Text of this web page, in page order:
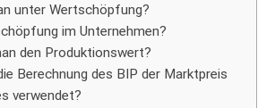
unter Wertschöpfung?
im Unternehmen?
den Produktionswert?
Berechnung des BIP der Marktpreis
verwendet?